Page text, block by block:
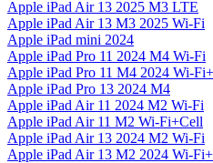
Apple iPad Air 13 2025 M3 LTE
Apple iPad Air 13 M3 2025 Wi-Fi
Apple iPad mini 2024
Apple iPad Pro 11 2024 M4 Wi-Fi
Apple iPad Pro 11 M4 2024 Wi-
Apple iPad Pro 13 2024 M4
Apple iPad Air 11 2024 M2 Wi-Fi
Apple iPad Air 11 M2 Wi-Fi+Cell
Apple iPad Air 13 2024 M2 Wi-Fi
Apple iPad Air 13 M2 2024 Wi-